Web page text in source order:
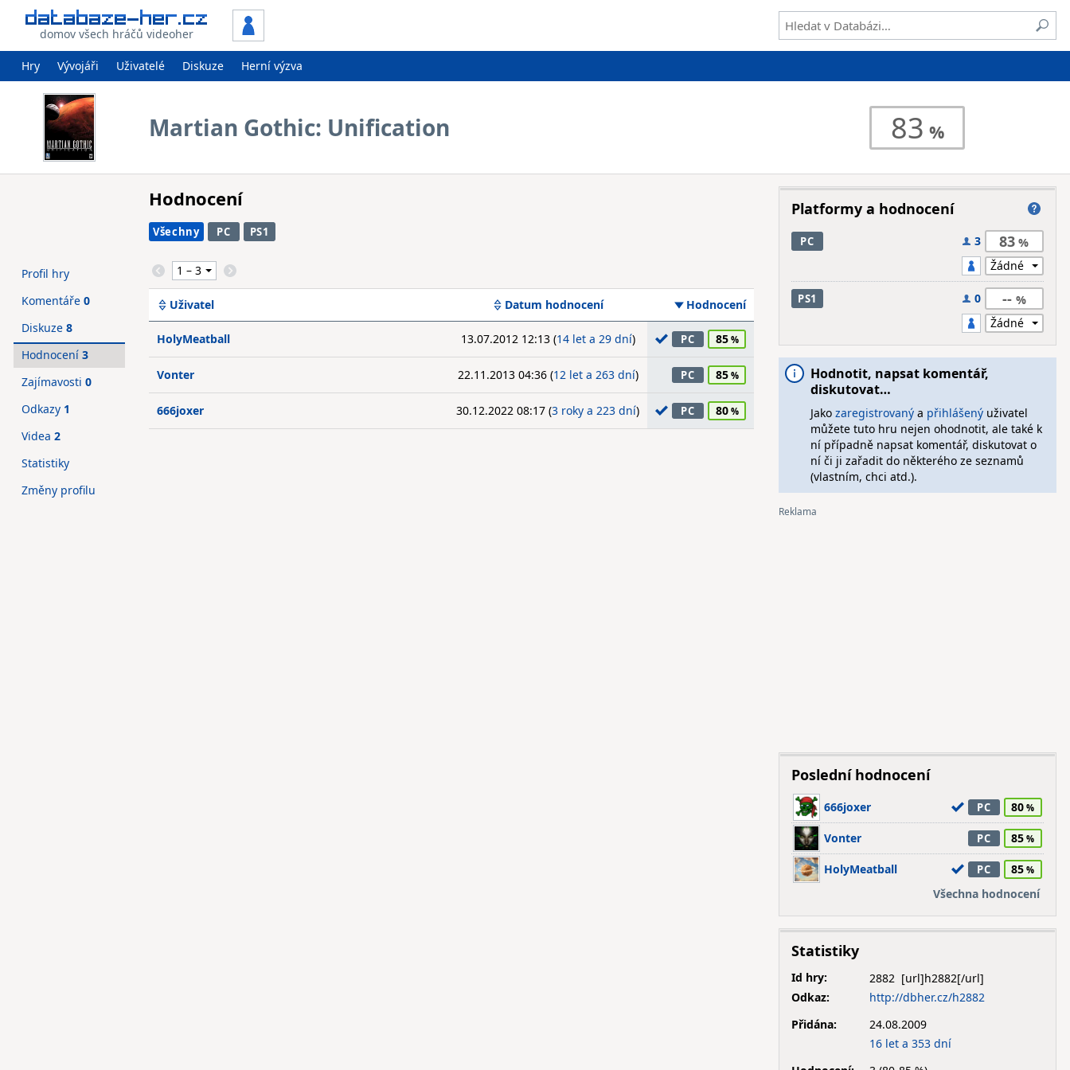
domov všech hráčů videoher
Hry Vývojáři Uživatelé Diskuze Herní výzva
Martian Gothic: Unification 83
Hodnocení
Všechny PC PS1
Uživatel Datum hodnocení Hodnocení
HolyMeatball 13.07.2012 12:13 (14 let a 29 dní) PC 85
Vonter 22.11.2013 04:36 (12 let a 263 dní) PC 85
666joxer 30.12.2022 08:17 (3 roky a 223 dní) PC 80
Profil hry
Komentáře 0
Diskuze 8
Hodnocení 3
Zajímavosti 0
Odkazy 1
Videa 2
Statistiky
Změny profilu
Platformy a hodnocení
PC 3 83
PS1 0 --
Hodnotit, napsat komentář,
diskutovat…
Jako zaregistrovanýa přihlášenýuživatel
můžete tuto hru nejen ohodnotit, ale také k
ní případně napsat komentář, diskutovat o
ní či ji zařadit do některého ze seznamů
(vlastním, chci atd.).
Poslední hodnocení
666joxer PC 80
Vonter PC 85
HolyMeatball PC
85
Všechna hodnocení
Statistiky
Id hry:
2882
Odkaz:
http://dbher.cz/h2882
Přidána:
24.08.2009
16 let a 353 dní